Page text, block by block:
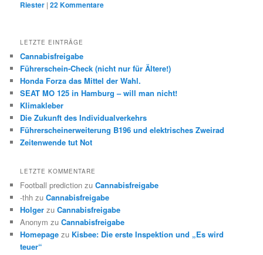
Riester |22Kommentare
LETZTE EINTRÄGE
Cannabisfreigabe
Führerschein-Check (nicht nur für Ältere!)
Honda Forza das Mittel der Wahl.
SEAT MO 125 in Hamburg – will man nicht!
Klimakleber
Die Zukunft des Individualverkehrs
Führerscheinerweiterung B196 und elektrisches Zweirad
Zeitenwende tut Not
LETZTE KOMMENTARE
Football prediction zuCannabisfreigabe
-thh zuCannabisfreigabe
Holger zuCannabisfreigabe
Anonym zuCannabisfreigabe
Homepage zu Kisbee: Die erste Inspektion und „Es wird
teuer“